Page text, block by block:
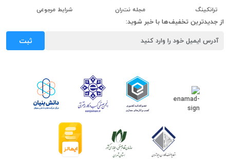
ترانکینگ
مجله نت‌ران
شرایط مرجوعی
از جدیدترین تخفیف‌ها با خبر شوید:
ثبت